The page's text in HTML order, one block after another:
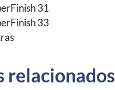
31
33
relacionados